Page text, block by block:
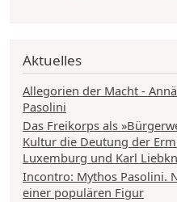
Aktuelles
Allegorien der Macht -
Pasolini
Das Freikorps als
Kultur die Deutung der
Luxemburg und Karl
Incontro: Mythos Pasolini.
einer populären Figur